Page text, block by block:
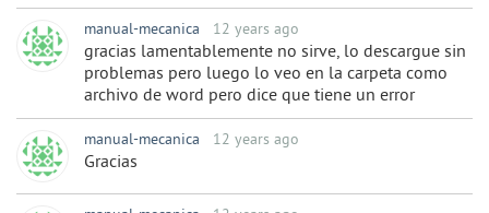
manual-mecanica 12 years ago
gracias lamentablemente no sirve, lo descargue sin
problemas pero luego lo veo en la carpeta como
archivo de word pero dice que tiene un error
manual-mecanica 12 years ago
Gracias